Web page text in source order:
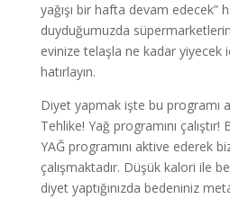
yağışı bir hafta devam edecek”
duyduğumuzda
evinize telaşla ne kadar yiyecek
hatırlayın.
Diyet yapmak işte bu programı
Tehlike! Yağ programını çalıştır!
YAĞ programını aktive ederek
çalışmaktadır. Düşük kalori ile
diyet yaptığınızda bedeniniz